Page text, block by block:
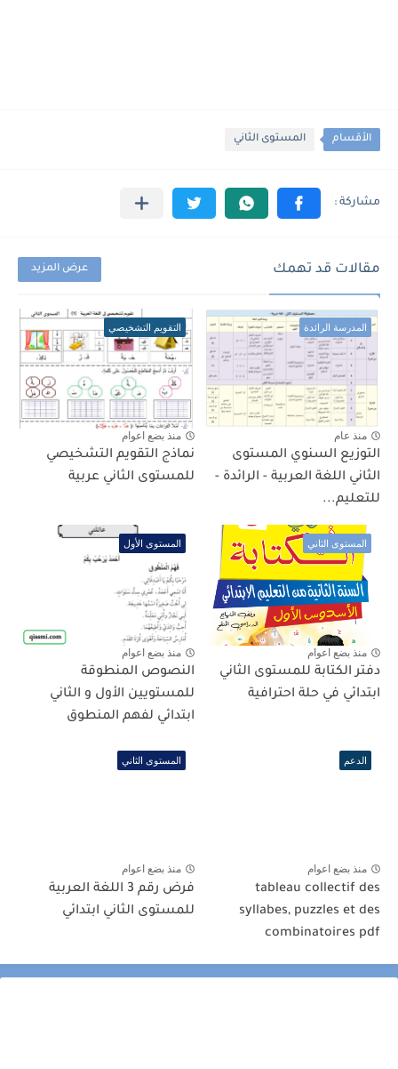
الأقسام المستوى الثاني
مقالات قد تهمك عرض المزيد
المدرسة الرائدة
منذ عام
التوزيع السنوي المستوى
الثاني اللغة العربية - الرائدة -
للتعليم...
التقويم التشخيصي
منذ بضع اعوام
نماذج التقويم التشخيصي
للمستوى الثاني عربية
المستوى الثاني
منذ بضع اعوام
دفتر الكتابة للمستوى الثاني
ابتدائي في حلة احترافية
المستوى الأول
منذ بضع اعوام
النصوص المنطوقة
للمستويين الأول و الثاني
ابتدائي لفهم المنطوق
الدعم
منذ بضع اعوام
tableau collectif des
syllabes, puzzles et des
combinatoires pdf
المستوى الثاني
منذ بضع اعوام
فرض رقم 3 اللغة العربية
للمستوى الثاني ابتدائي